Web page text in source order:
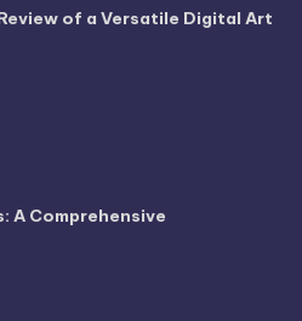
of a Versatile Digital Art
A Comprehensive